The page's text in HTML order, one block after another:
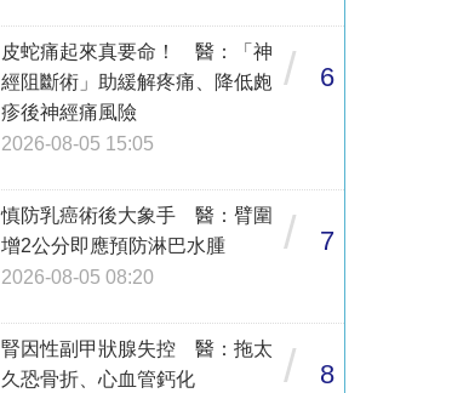
皮蛇痛起來真要命！ 醫：「神
經阻斷術」助緩解疼痛、降低皰
疹後神經痛風險
2026-08-05 15:05
/ 6
慎防乳癌術後大象手 醫：臂圍
增2公分即應預防淋巴水腫
2026-08-05 08:20
/ 7
腎因性副甲狀腺失控 醫：拖太
久恐骨折、心血管鈣化
/ 8